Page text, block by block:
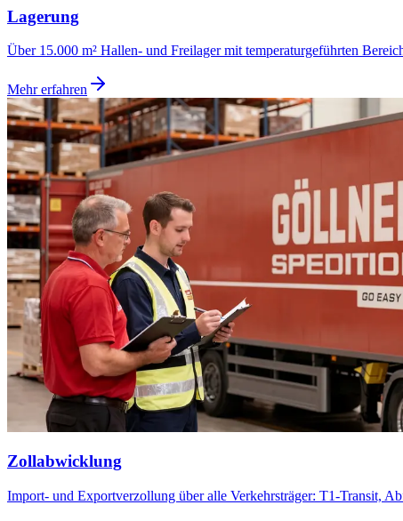
Lagerung
Über 15.000 m² Hallen- und Freilager mit temperaturgeführten
Mehr erfahren
Zollabwicklung
Import- und Exportverzollung über alle Verkehrsträger: T1-Transit,